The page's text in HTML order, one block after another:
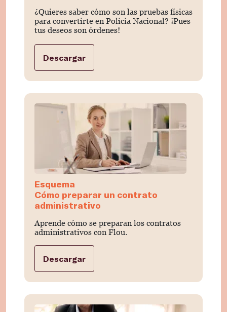
¿Quieres saber cómo son las pruebas físicas
para convertirte en Policía Nacional? ¡Pues
tus deseos son órdenes!
Descargar
Esquema
Cómo preparar un contrato
administrativo
Aprende cómo se preparan los contratos
administrativos con Flou.
Descargar